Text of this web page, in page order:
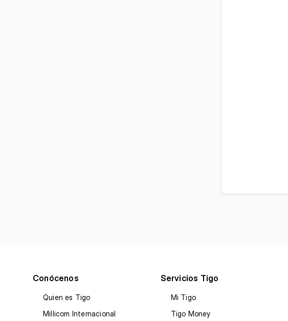
Conócenos
Quien es Tigo
Millicom Internacional
Servicios Tigo
Mi Tigo
Tigo Money